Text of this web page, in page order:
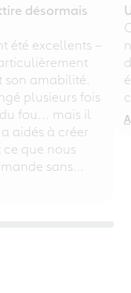
désormais
été excellents –
amabilité.
plusieurs fois
fou... mais il
aidés à créer
que nous
sans
chaotiques !